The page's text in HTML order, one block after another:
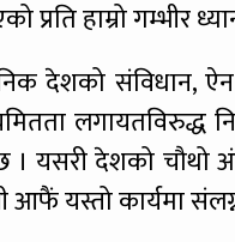
प्रति हाम्रो गम्भीर
देशको संविधान,
। यसरी देशको
यस्तो कार्यमा